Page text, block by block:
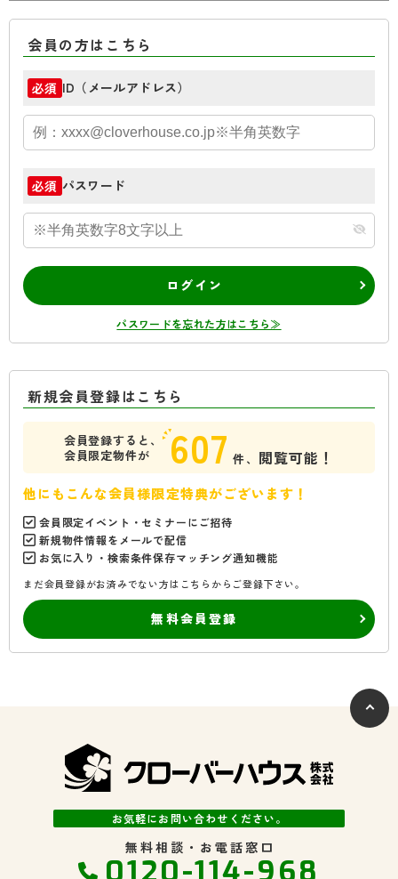
会員の方はこちら
必須 ID（メールアドレス）
必須 パスワード
ログイン
パスワードを忘れた方はこちら≫
新規会員登録はこちら
会員登録すると、
会員限定物件が
607 件、 閲覧可能！
他にもこんな会員様限定特典がございます！
会員限定イベント・セミナーにご招待
新規物件情報をメールで配信
お気に入り・検索条件保存マッチング通知機能
まだ会員登録がお済みでない方はこちらからご登録下さい。
無料会員登録
お気軽にお問い合わせください。
無料相談・お電話窓口